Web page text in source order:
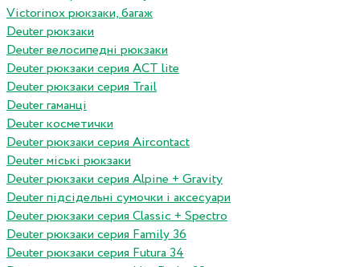
Victorinox рюкзаки, багаж
Deuter рюкзаки
Deuter велосипедні рюкзаки
Deuter рюкзаки серия ACT lite
Deuter рюкзаки серия Trail
Deuter гаманці
Deuter косметички
Deuter рюкзаки серия Aircontact
Deuter міські рюкзаки
Deuter рюкзаки серия Alpine + Gravity
Deuter підсідельні сумочки і аксесуари
Deuter рюкзаки серия Classic + Spectro
Deuter рюкзаки серия Family 36
Deuter рюкзаки серия Futura 34